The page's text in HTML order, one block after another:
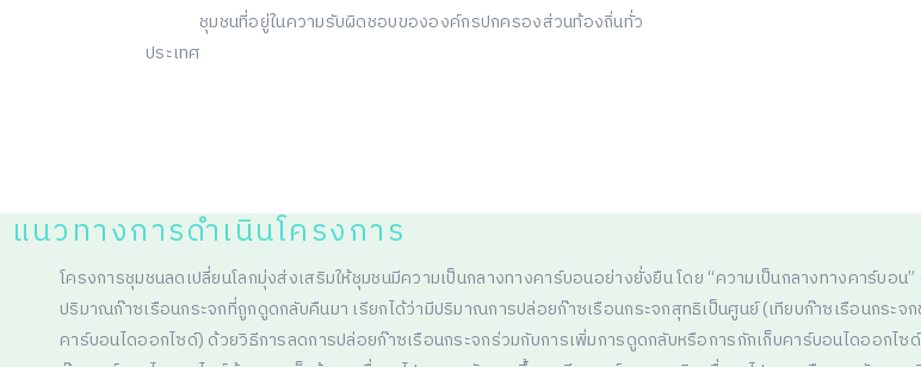
ชุมชนที่อยู่ในความรับผิดชอบขององค์กรปกครองส่วนท้องถิ่นทั่ว
ประเทศ
แนวทางการดำเนินโครงการ
โครงการชุมชนลดเปลี่ยนโลกมุ่งส่งเสริมให้ชุมชนมีความเป็นกลางทางคาร์บอนอย่างยั่งยืน โดย “ความเป็นกลางทางคาร์บ
ปริมาณก๊าซเรือนกระจกที่ถูกดูดกลับคืนมา เรียกได้ว่ามีปริมาณการปล่อยก๊าซเรือนกระจกสุทธิเป็นศูนย์ (เทียบก๊าซเรือนกระ
คาร์บอนไดออกไซด์) ด้วยวิธีการลดการปล่อยก๊าซเรือนกระจกร่วมกับการเพิ่มการดูดกลับหรือการกักเก็บคาร์บอนไดออก